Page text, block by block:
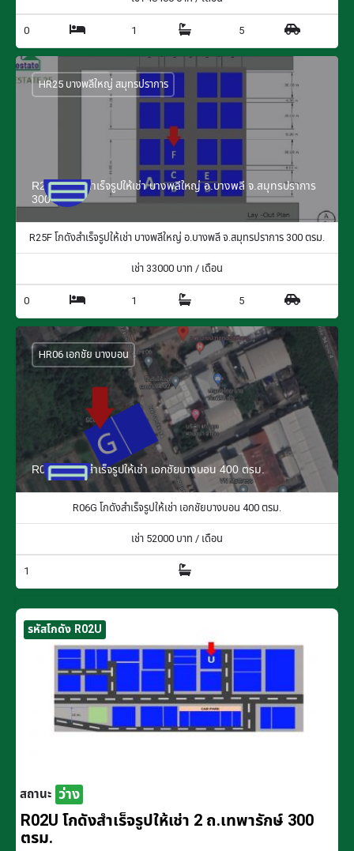
0 1 5
R25F โกดังสำเร็จรูปให้เช่า บางพลีใหญ่ อ.บางพลี จ.สมุทรปราการ
300 ตรม.
HR25 บางพลีใหญ่ สมุทรปราการ
R25F โกดังสำเร็จรูปให้เช่า บางพลีใหญ่ อ.บางพลี จ.สมุทรปราการ 300 ตรม.
เช่า 33000 บาท / เดือน
0 1 5
R06G โกดังสำเร็จรูปให้เช่า เอกชัยบางบอน 400 ตรม.
HR06 เอกชัย บางบอน
R06G โกดังสำเร็จรูปให้เช่า เอกชัยบางบอน 400 ตรม.
เช่า 52000 บาท / เดือน
1
รหัสโกดัง R02U
สถานะ ว่าง
R02U โกดังสำเร็จรูปให้เช่า 2 ถ.เทพารักษ์ 300
ตรม.